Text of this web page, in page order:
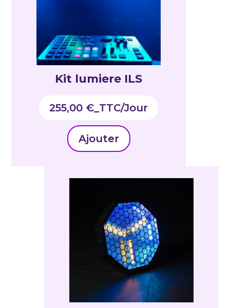
Kit lumiere ILS
255,00 €_TTC
Ajouter